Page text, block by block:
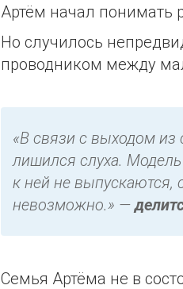
Артём начал понимать
Но случилось
проводником между
«В связи с выходом из
лишился слуха. Модель
к ней не выпускаются,
невозможно.» —
Семья Артёма не в